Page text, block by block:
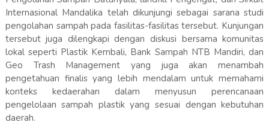
Internasional Mandalika telah dikunjungi sebagai sarana studi
pengolahan sampah pada fasilitas-fasilitas tersebut. Kunjungan
tersebut juga dilengkapi dengan diskusi bersama komunitas
lokal seperti Plastik Kembali, Bank Sampah NTB Mandiri, dan
Geo Trash Management yang juga akan menambah
pengetahuan finalis yang lebih mendalam untuk memahami
konteks kedaerahan dalam menyusun perencanaan
pengelolaan sampah plastik yang sesuai dengan kebutuhan
daerah.